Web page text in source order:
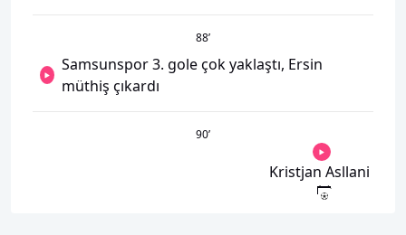
88’
Samsunspor 3. gole çok yaklaştı, Ersin
müthiş çıkardı
90’
Kristjan Asllani